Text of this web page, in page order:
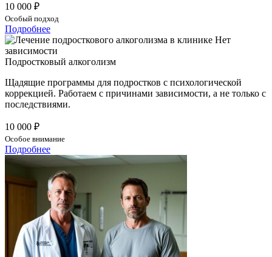
10 000 ₽
Особый подход
Подробнее
Подростковый алкоголизм
Щадящие программы для подростков с психологической
коррекцией. Работаем с причинами зависимости, а не только с
последствиями.
10 000 ₽
Особое внимание
Подробнее